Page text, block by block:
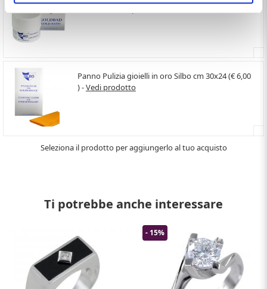
Panno Pulizia gioielli in oro Silbo cm 30x24 (€ 6,00
) -Vedi prodotto
Seleziona il prodotto per aggiungerlo al tuo acquisto
Ti potrebbe anche interessare
- 15%